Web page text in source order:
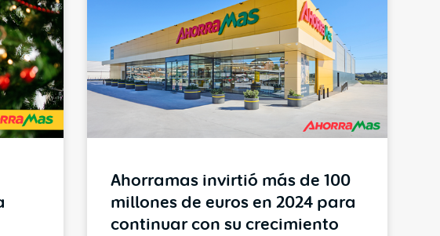
Ahorramas invirtió más de 100
millones de euros en 2024 para
continuar con su crecimiento